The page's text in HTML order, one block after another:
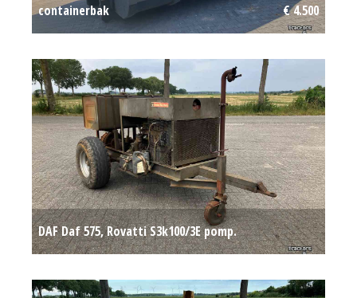
containerbak € 4.500
DAF Daf 575, Rovatti S3k100/3E pomp.